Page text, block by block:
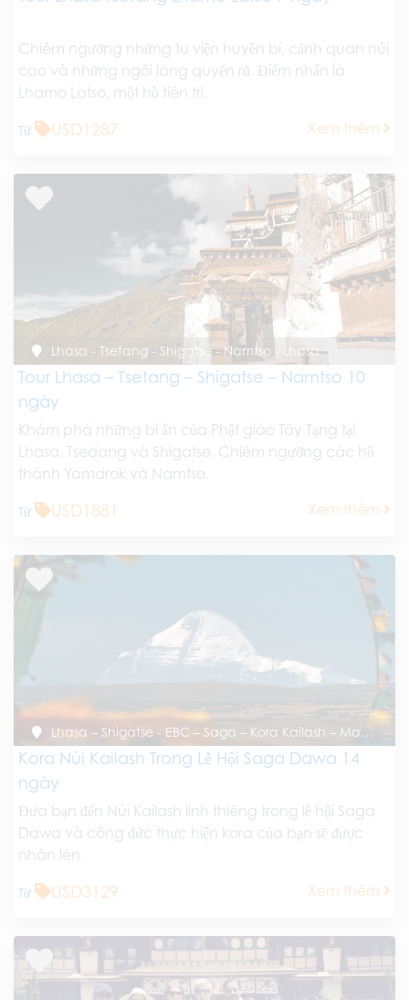
Chiêm ngưỡng những tu viện huyền bí, cảnh quan núi
cao và những ngôi làng quyến rũ. Điểm nhấn là
Lhamo Latso, một hồ tiên tri.
Từ USD1287 Xem thêm
Lhasa - Tsetang - Shigatse - Namtso - Lhasa
Tour Lhasa – Tsetang – Shigatse – Namtso 10
ngày
Khám phá những bí ẩn của Phật giáo Tây Tạng tại
Lhasa, Tsedang và Shigatse. Chiêm ngưỡng các hồ
thánh Yamdrok và Namtso.
Từ USD1881 Xem thêm
Lhasa – Shigatse - EBC – Saga – Kora Kailash – Manasarovar - Saga – Shigatse – Lhasa
Kora Núi Kailash Trong Lễ Hội Saga Dawa 14
ngày
Đưa bạn đến Núi Kailash linh thiêng trong lễ hội Saga
Dawa và công đức thực hiện kora của bạn sẽ được
nhân lên.
Từ USD3129 Xem thêm